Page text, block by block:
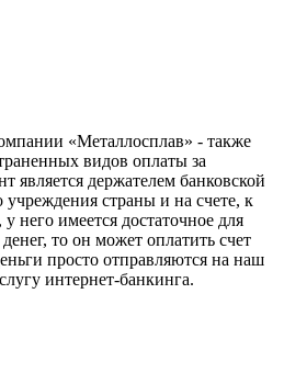
«Металлосплав» - также
видов оплаты за
является держателем банковской
страны и на счете, к
него имеется достаточное для
то он может оплатить счет
просто отправляются на наш
интернет-банкинга.